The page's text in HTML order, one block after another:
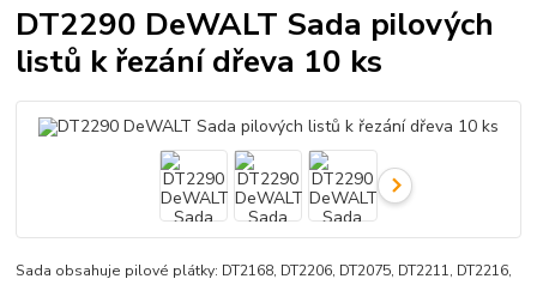
DT2290 DeWALT Sada pilových
listů k řezání dřeva 10 ks
Sada obsahuje pilové plátky: DT2168, DT2206, DT2075, DT2211, DT2216,